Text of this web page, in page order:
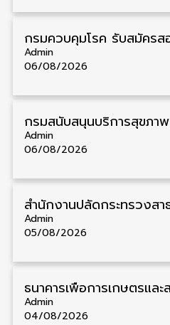
Admin
06/08/2026
Admin
06/08/2026
Admin
05/08/2026
Admin
04/08/2026